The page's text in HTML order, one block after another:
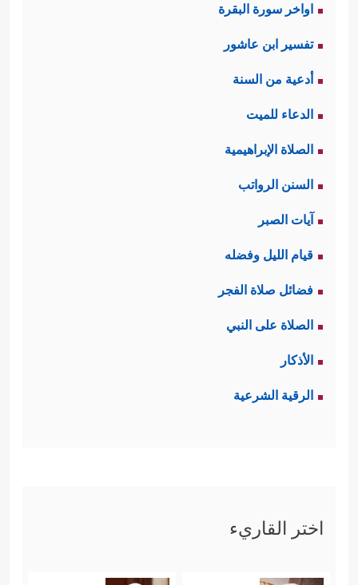
اواخر سورة البقرة
تفسير ابن عاشور
أدعية من السنة
الدعاء للميت
الصلاة الإبراهيمية
السنن الرواتب
آيات الصبر
قيام الليل وفضله
فضائل صلاة الفجر
الصلاة على النبي
الأذكار
الرقية الشرعية
اختر القاريء